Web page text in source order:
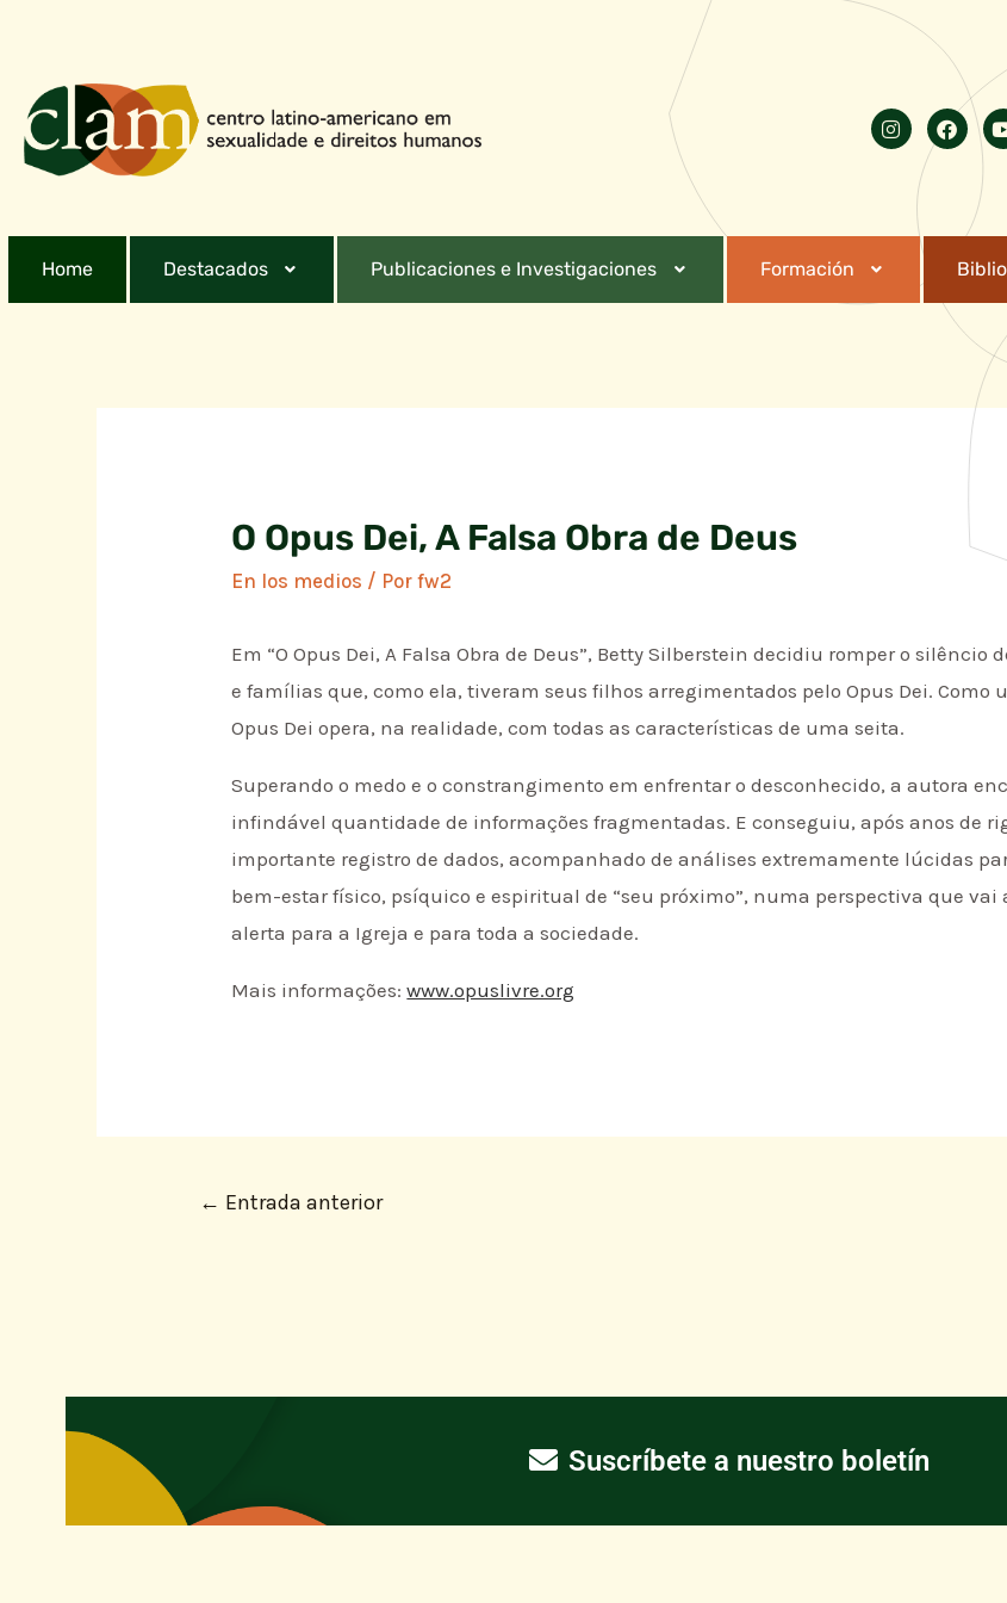
Home Destacados Publicaciones e Investigaciones Formación
O Opus Dei, A Falsa Obra de Deus
En los medios / Porfw2
Em “O Opus Dei, A Falsa Obra de Deus”, Betty Silberstein decidiu romper o
e famílias que, como ela, tiveram seus filhos arregimentados pelo Opus Dei.
Opus Dei opera, na realidade, com todas as características de uma seita.
Superando o medo e o constrangimento em enfrentar o desconhecido, a autora
infindável quantidade de informações fragmentadas. E conseguiu, após anos de
importante registro de dados, acompanhado de análises extremamente lúcidas
bem-estar físico, psíquico e espiritual de “seu próximo”, numa perspectiva que
alerta para a Igreja e para toda a sociedade.
Mais informações:www.opuslivre.org
← Entrada anterior
Suscríbete a nuestro boletín